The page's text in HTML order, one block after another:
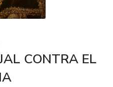
CONTRA EL